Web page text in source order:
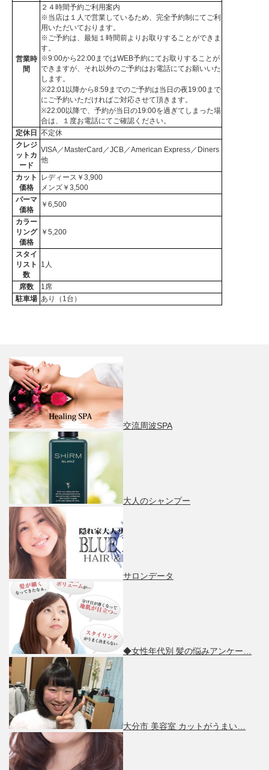
営業時
間
２４時間予約ご利用案内
※当店は１人で営業しているため、完全予約制にてご利
用いただいております。
※ご予約は、最短１時間前よりお取りすることができま
す。
※9:00から22:00まではWEB予約にてお取りすることが
できますが、それ以外のご予約はお電話にてお願いいた
します。
※22:01以降から8:59までのご予約は当日の夜19:00まで
にご予約いただければご対応させて頂きます。
※22:00以降で、予約が当日の19:00を過ぎてしまった場
合は、１度お電話にてご確認ください。
定休日 不定休
クレジ
ットカ
ード
VISA／MasterCard／JCB／American Express／Diners
他
カット
価格
レディース￥3,900
メンズ￥3,500
パーマ
価格
￥6,500
カラー
リング
価格
￥5,200
スタイ
リスト
数
1人
席数
1席
駐車場 あり（1台）
交流周波SPA
大人のシャンプー
サロンデータ
◆女性年代別 髪の悩みアンケー…
大分市 美容室 カットがうまい…